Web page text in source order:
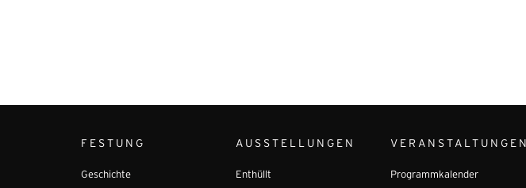
FESTUNG
Geschichte
AUSSTELLUNGEN
Enthüllt
VERANSTALTUNGEN
Programmkalender